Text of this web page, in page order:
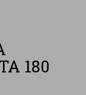
180